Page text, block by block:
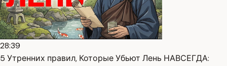
28:39
5 Утренних правил, Которые Убьют Лень НАВСЕГДА: